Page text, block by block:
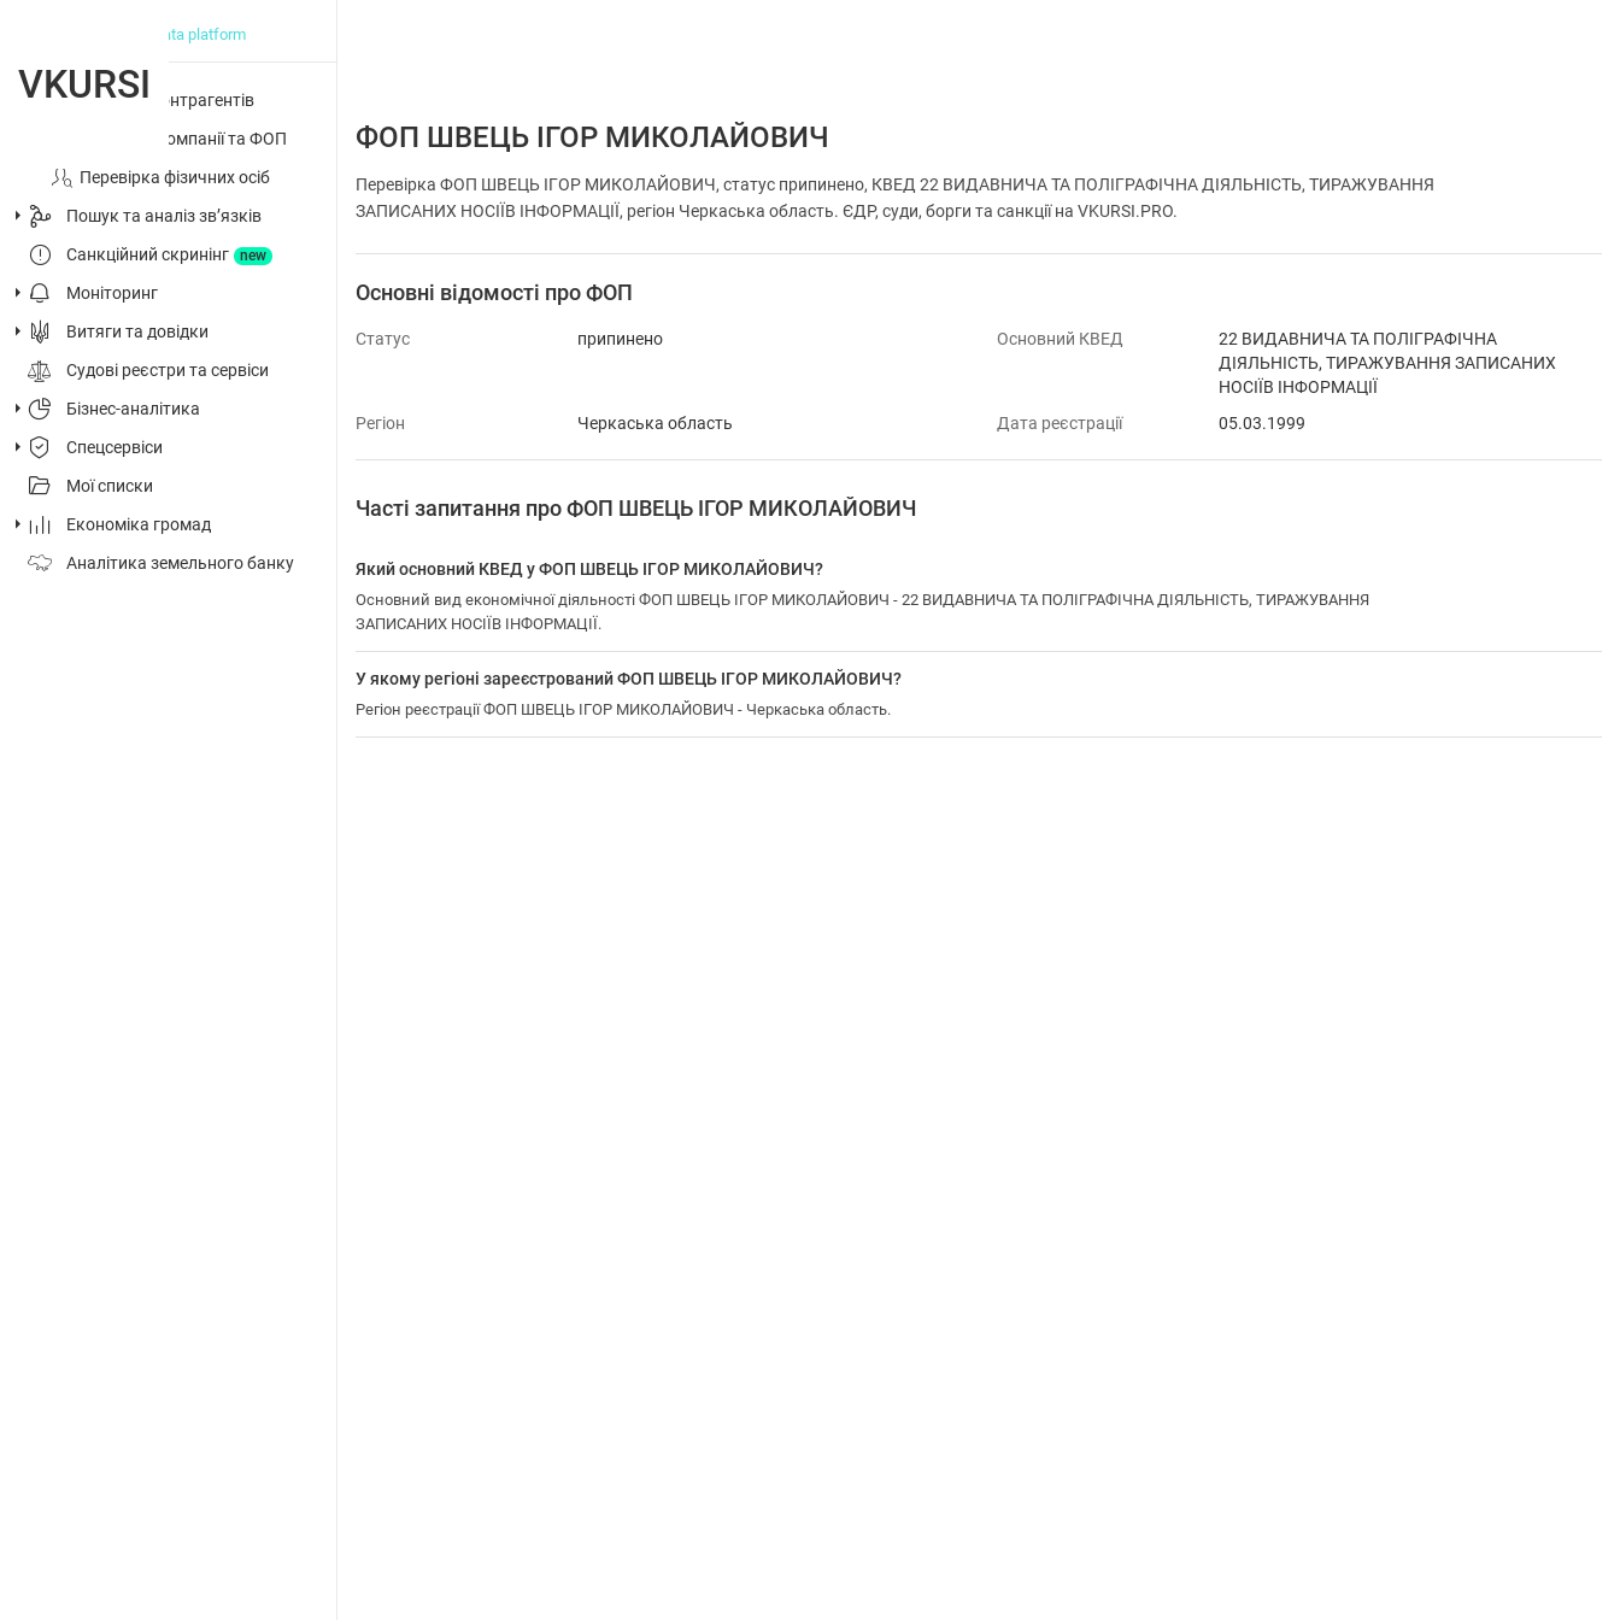
big data platform
Перевірка контрагентів
Досьє на компанії та ФОП
Перевірка фізичних осіб
Пошук та аналіз звʼязків
Санкційний скринінг
new
Моніторинг
Витяги та довідки
Судові реєстри та сервіси
Бізнес-аналітика
Спецсервіси
Мої списки
Економіка громад
Аналітика земельного банку
ФОП ШВЕЦЬ ІГОР МИКОЛАЙОВИЧ
Перевірка ФОП ШВЕЦЬ ІГОР МИКОЛАЙОВИЧ, статус припинено, КВЕД 22 ВИДАВНИЧА ТА ПОЛІГРАФІЧНА ДІЯЛЬНІСТЬ, ТИРАЖУВАННЯ
ЗАПИСАНИХ НОСІЇВ ІНФОРМАЦІЇ, регіон Черкаська область. ЄДР, суди, борги та санкції на VKURSI.PRO.
Основні відомості про ФОП
Статус припинено Основний КВЕД
22 ВИДАВНИЧА ТА ПОЛІГРАФІЧНА
ДІЯЛЬНІСТЬ, ТИРАЖУВАННЯ ЗАПИСАНИХ
НОСІЇВ ІНФОРМАЦІЇ
Регіон
Черкаська область Дата реєстрації 05.03.1999
Часті запитання про ФОП ШВЕЦЬ ІГОР МИКОЛАЙОВИЧ
Який основний КВЕД у ФОП ШВЕЦЬ ІГОР МИКОЛАЙОВИЧ?
Основний вид економічної діяльності ФОП ШВЕЦЬ ІГОР МИКОЛАЙОВИЧ - 22 ВИДАВНИЧА ТА ПОЛІГРАФІЧНА ДІЯЛЬНІСТЬ, ТИРАЖУВАННЯ
ЗАПИСАНИХ НОСІЇВ ІНФОРМАЦІЇ.
У якому регіоні зареєстрований ФОП ШВЕЦЬ ІГОР МИКОЛАЙОВИЧ?
Регіон реєстрації ФОП ШВЕЦЬ ІГОР МИКОЛАЙОВИЧ - Черкаська область.
VKURSI